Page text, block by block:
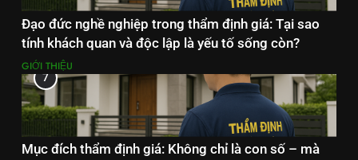
Đạo đức nghề nghiệp trong thẩm định giá: Tại sao
tính khách quan và độc lập là yếu tố sống còn?
GIỚI THIỆU
7
Mục đích thẩm định giá: Không chỉ là con số – mà